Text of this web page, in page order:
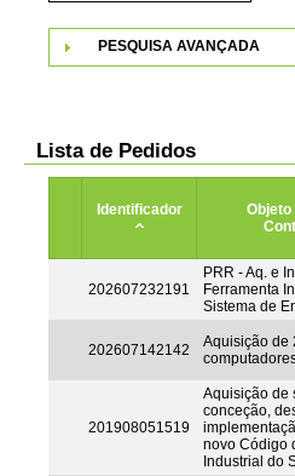
PESQUISA AVANÇADA
Lista de Pedidos
Identificador
202607232191
PRR - Aq. e
Ferramenta
Sistema de
202607142142
Aquisição de
201908051519
Aquisição de
conceção,
novo Código
Industrial do